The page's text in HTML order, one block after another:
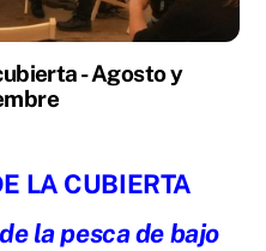
- Agosto y
LA CUBIERTA
la pesca de bajo